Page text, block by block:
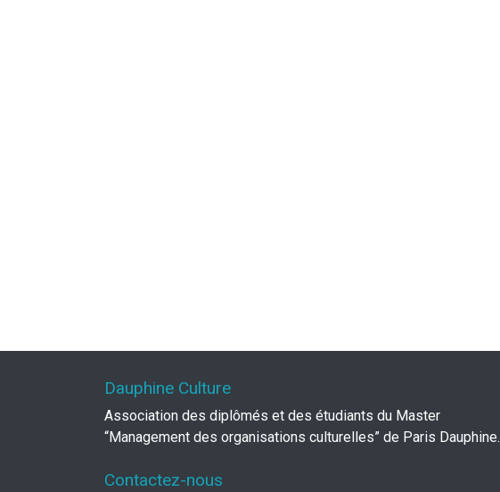
Dauphine Culture
Association des diplômés et des étudiants du Master
“Management des organisations culturelles” de Paris Dauphine.
Contactez-nous